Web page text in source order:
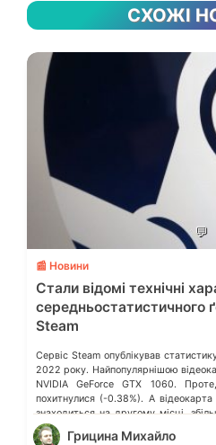
СХОЖІ
💬
📰 Новини
Стали відомі технічні
середньостатистичного
Steam
Сервіс Steam опублікував
2022 року. Найпопулярнішою
NVIDIA GeForce GTX 1060.
похитнулися (-0.38%). А
знаходиться на другому місці,
На третьому місці – NVIDIA GeForce
Грицина Михайло